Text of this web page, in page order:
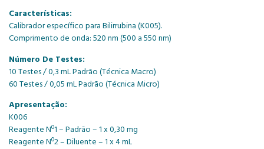
Características:
Calibrador específico para Bilirrubina (K005).
Comprimento de onda: 520 nm (500 a 550 nm)
Número De Testes:
10 Testes / 0,3 mL Padrão (Técnica Macro)
60 Testes / 0,05 mL Padrão (Técnica Micro)
Apresentação:
K006
Reagente Nº1 – Padrão – 1 x 0,30 mg
Reagente Nº2 – Diluente – 1 x 4 mL